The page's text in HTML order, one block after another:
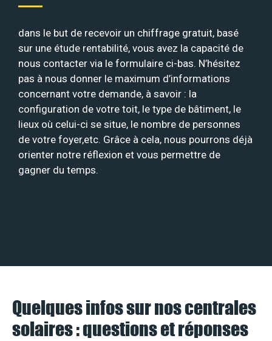
dans le but de recevoir un chiffrage gratuit, basé
sur une étude rentabilité, vous avez la capacité de
nous contacter via le formulaire ci-bas. N’hésitez
pas à nous donner le maximum d’informations
concernant votre demande, à savoir : la
configuration de votre toit, le type de bâtiment, le
lieux où celui-ci se situe, le nombre de personnes
de votre foyer,etc. Grâce à cela, nous pourrons déjà
orienter notre réflexion et vous permettre de
gagner du temps.
Quelques infos sur nos centrales
solaires : questions et réponses